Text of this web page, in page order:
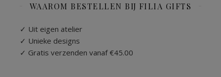
WAAROM BESTELLEN BIJ FILIA GIFTS
✓ Uit eigen atelier
✓ Unieke designs
✓ Gratis verzenden vanaf €45.00